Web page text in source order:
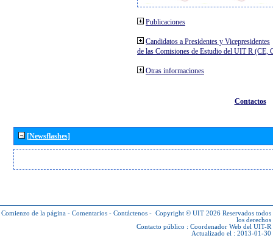
Publicaciones
Candidatos a Presidentes y Vicepresidentes
de las Comisiones de Estudio del UIT R (CE,
Otras informaciones
Contactos
[Newsflashes]
Comienzo de la página - Comentarios - Contáctenos - Copyright © UIT 2026 Reservados todos
los derechos
Contacto público : Coordenador Web del UIT-R
Actualizado el : 2013-01-30